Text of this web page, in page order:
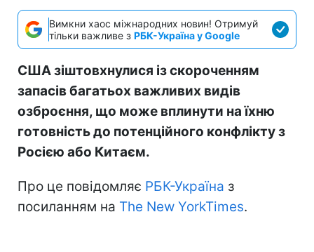
Вимкни хаос міжнародних новин! Отримуй
тільки важливе з РБК-Україна у Google
США зіштовхнулися із скороченням
запасів багатьох важливих видів
озброєння, що може вплинути на їхню
готовність до потенційного конфлікту з
Росією або Китаєм.
Про це повідомляє РБК-Україна з
посиланням на The New YorkTimes.